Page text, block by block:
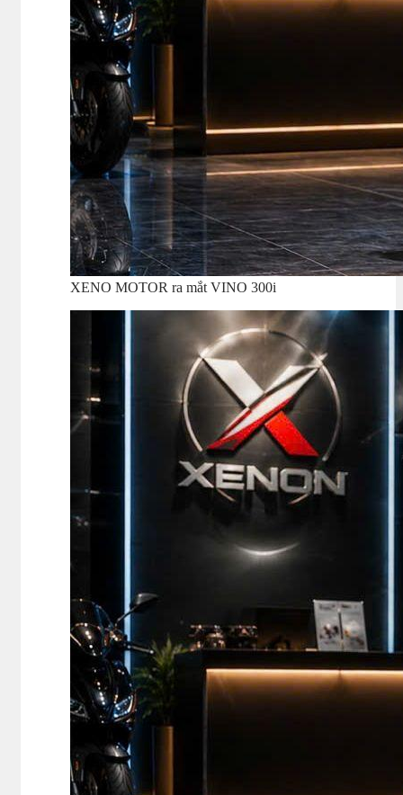
XENO MOTOR ra mắt VINO 300i